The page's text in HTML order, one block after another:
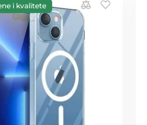
i kvalitete